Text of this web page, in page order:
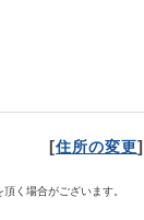
[住所の変更]
く場合がございます。